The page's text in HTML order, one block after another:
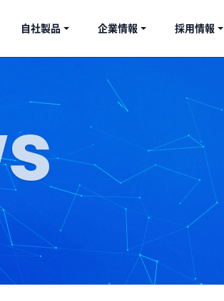
自社製品 企業情報 採用情報